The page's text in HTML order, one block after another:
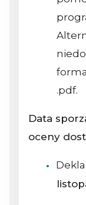
.pdf.
Data
oceny